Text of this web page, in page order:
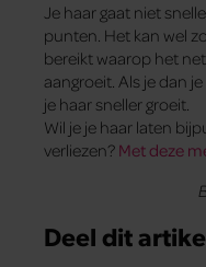
Je haar gaat niet
punten. Het kan wel
bereikt waarop het
aangroeit. Als je dan
je haar sneller groeit.
Wil je je haar laten
verliezen? Met deze
Deel dit